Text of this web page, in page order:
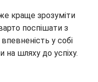
краще зрозуміти
поспішати з
у собі
шляху до успіху.